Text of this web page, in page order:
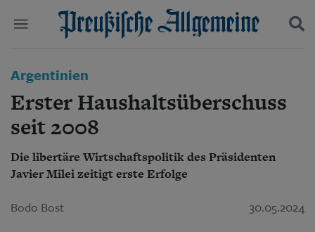
Wirtschaft
Leben
Geschichte
Ostpreußen
Suchen und finden
Argentinien
Erster Haushaltsüberschuss
seit 2008
Die libertäre Wirtschaftspolitik des Präsidenten
Javier Milei zeitigt erste Erfolge
Bodo Bost 30.05.2024